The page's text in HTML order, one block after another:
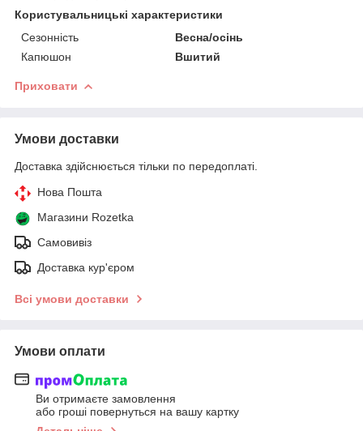
Користувальницькі характеристики
Сезонність
Весна/осінь
Капюшон
Вшитий
Приховати
Умови доставки
Доставка здійснюється тільки по передоплаті.
Нова Пошта
Магазини Rozetka
Самовивіз
Доставка кур'єром
Всі умови доставки
Умови оплати
Ви отримаєте замовлення
або гроші повернуться на вашу картку